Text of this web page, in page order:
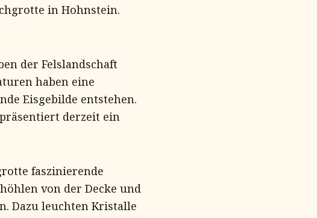
in Hohnstein.
der Felslandschaft
haben eine
Eisgebilde entstehen.
derzeit ein
faszinierende
von der Decke und
Dazu leuchten Kristalle